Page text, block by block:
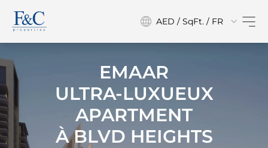
AED / SqFt. / FR
EMAAR
ULTRA-LUXUEUX
APARTMENT
ÀBLVD HEIGHTS